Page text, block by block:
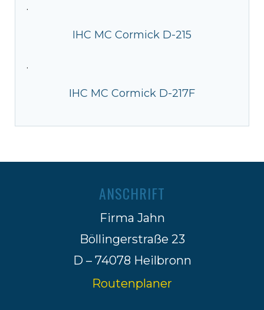
·
IHC MC Cormick D-215
·
IHC MC Cormick D-217F
ANSCHRIFT
Firma Jahn
Böllingerstraße 23
D – 74078 Heilbronn
Routenplaner